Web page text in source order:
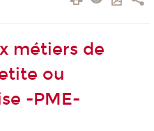
métiers de
ou
-PME-